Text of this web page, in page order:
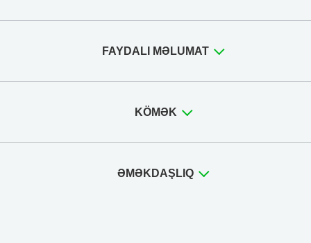
FAYDALI MƏLUMAT
KÖMƏK
ƏMƏKDAŞLIQ